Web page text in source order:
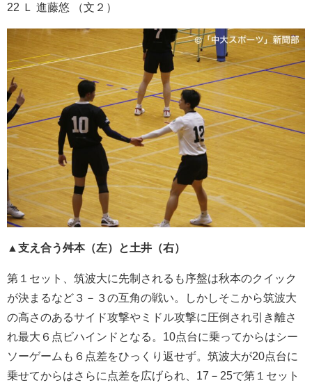
22 Ｌ 進藤悠 （文２）
▲支え合う舛本（左）と土井（右）
第１セット、筑波大に先制されるも序盤は秋本のクイック
が決まるなど３－３の互角の戦い。しかしそこから筑波大
の高さのあるサイド攻撃やミドル攻撃に圧倒され引き離さ
れ最大６点ビハインドとなる。10点台に乗ってからはシー
ソーゲームも６点差をひっくり返せず。筑波大が20点台に
乗せてからはさらに点差を広げられ、17－25で第１セット